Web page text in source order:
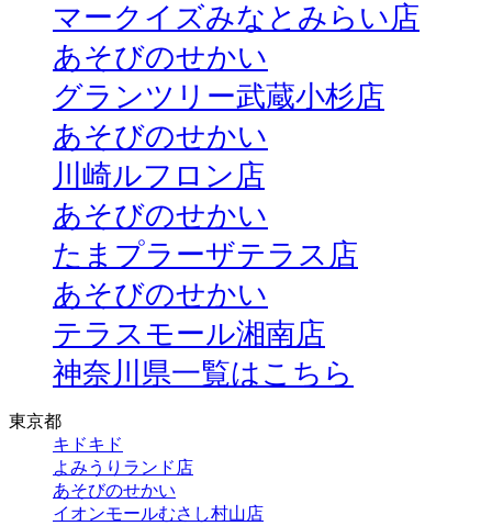
マークイズみなとみらい店
あそびのせかい
グランツリー武蔵小杉店
あそびのせかい
川崎ルフロン店
あそびのせかい
たまプラーザテラス店
あそびのせかい
テラスモール湘南店
神奈川県一覧はこちら
東京都
キドキド
よみうりランド店
あそびのせかい
イオンモールむさし村山店